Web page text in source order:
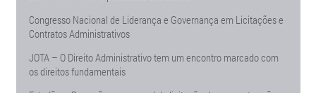
Congresso Nacional de Liderança e Governança em Licitações e
Contratos Administrativos
JOTA – O Direito Administrativo tem um encontro marcado com
os direitos fundamentais